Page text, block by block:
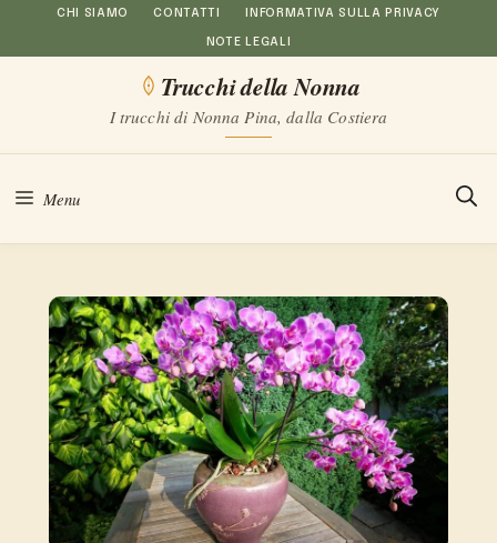
al
CHI SIAMO CONTATTI INFORMATIVA SULLA PRIVACY
NOTE LEGALI
Trucchi della Nonna
I trucchi di Nonna Pina, dalla Costiera
Menu